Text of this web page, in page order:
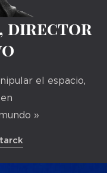
director
el espacio,
»